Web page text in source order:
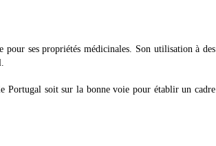
pour ses propriétés médicinales. Son utilisation à des
Portugal soit sur la bonne voie pour établir un cadre